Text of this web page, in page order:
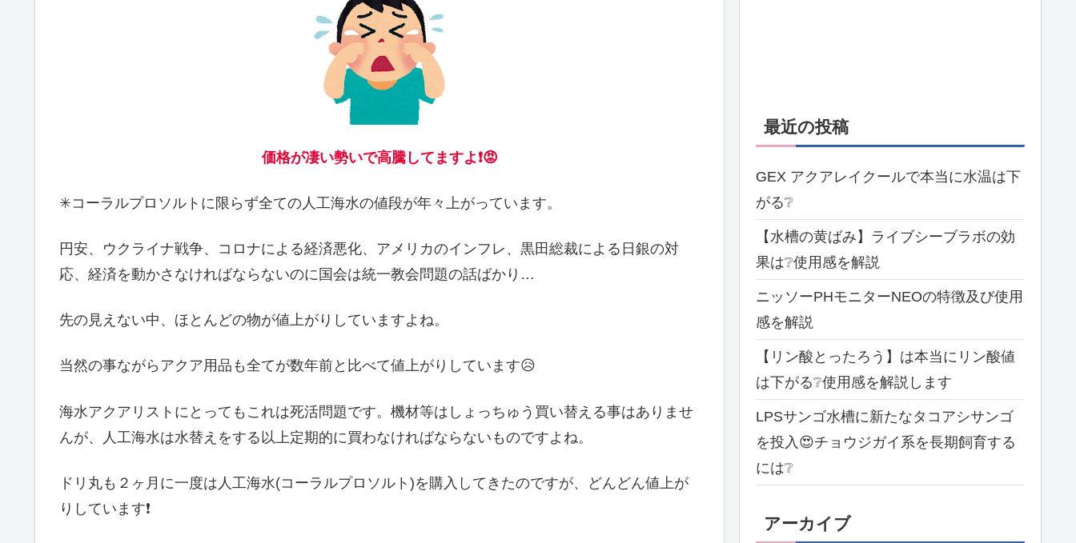
価格が凄い勢いで高騰してますよ❗😡
✳コーラルプロソルトに限らず全ての人工海水の値段が年々上がっています。
円安、ウクライナ戦争、コロナによる経済悪化、アメリカのインフレ、黒田総裁による日銀の対
応、経済を動かさなければならないのに国会は統一教会問題の話ばかり…
先の見えない中、ほとんどの物が値上がりしていますよね。
当然の事ながらアクア用品も全てが数年前と比べて値上がりしています😥
海水アクアリストにとってもこれは死活問題です。機材等はしょっちゅう買い替える事はありませ
んが、人工海水は水替えをする以上定期的に買わなければならないものですよね。
ドリ丸も２ヶ月に一度は人工海水(コーラルプロソルト)を購入してきたのですが、どんどん値上が
りしています❗
最近の投稿
GEX アクアレイクールで本当に水温は下
がる❔
【水槽の黄ばみ】ライブシーブラボの効
果は❔使用感を解説
ニッソーPHモニターNEOの特徴及び使用
感を解説
【リン酸とったろう】は本当にリン酸値
は下がる❔使用感を解説します
LPSサンゴ水槽に新たなタコアシサンゴ
を投入😍チョウジガイ系を長期飼育する
には❔
アーカイブ